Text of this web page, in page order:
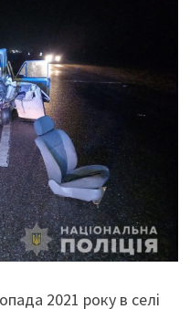
2021 року в селі